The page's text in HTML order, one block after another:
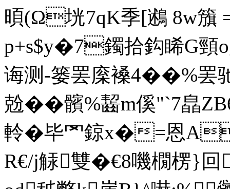
暊(Ω垙7qK季[鶐 8w籏
p+s$y�7鐲拾鈎睎G頸o
诲测-篓罢庺褬4��%罢
兝��髕%齧m傒" `7皛
軨�毕罓鍄x�=恩
R€/j觨雙�€8嘰橌楞}